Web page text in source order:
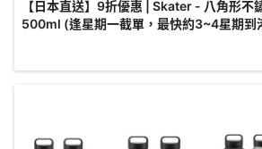
【日本直送】9折優惠 | Skater - 八角形
500ml (逢星期一截單，最快約3~4星期到